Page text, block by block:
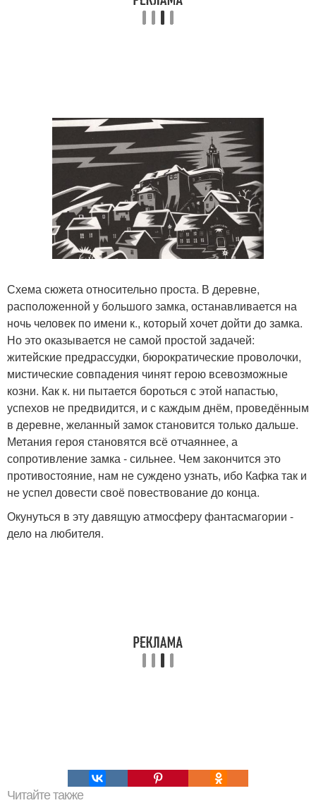
Схема сюжета относительно проста. В деревне,
расположенной у большого замка, останавливается на
ночь человек по имени к., который хочет дойти до замка.
Но это оказывается не самой простой задачей:
житейские предрассудки, бюрократические проволочки,
мистические совпадения чинят герою всевозможные
козни. Как к. ни пытается бороться с этой напастью,
успехов не предвидится, и с каждым днём, проведённым
в деревне, желанный замок становится только дальше.
Метания героя становятся всё отчаяннее, а
сопротивление замка - сильнее. Чем закончится это
противостояние, нам не суждено узнать, ибо Кафка так и
не успел довести своё повествование до конца.
Окунуться в эту давящую атмосферу фантасмагории -
дело на любителя.
Читайте также